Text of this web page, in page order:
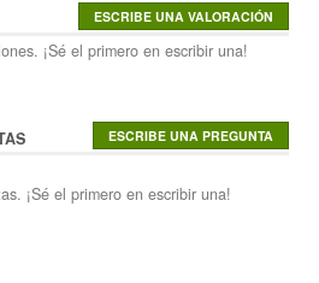
¡Sé el primero en escribir una!
¡Sé el primero en escribir una!